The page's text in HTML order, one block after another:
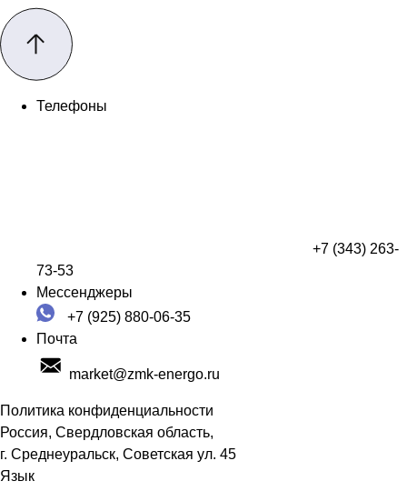
Телефоны
+7 (343) 263-
73-53
Мессенджеры
+7 (925) 880-06-35
Почта
market@zmk-energo.ru
Политика конфиденциальности
Россия, Свердловская область,
г. Среднеуральск, Советская ул. 45
Язык